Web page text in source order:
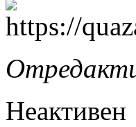
Неактивен